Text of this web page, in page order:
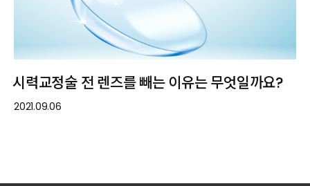
시력교정술 전 렌즈를 빼는 이유는 무엇일까요?
2021.09.06